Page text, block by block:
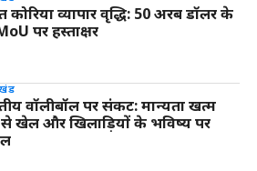
कोरिया व्यापार वृद्धि: 50 अरब डॉलर के
पर हस्ताक्षर
वॉलीबॉल पर संकट: मान्यता खत्म
से खेल और खिलाड़ियों के भविष्य पर